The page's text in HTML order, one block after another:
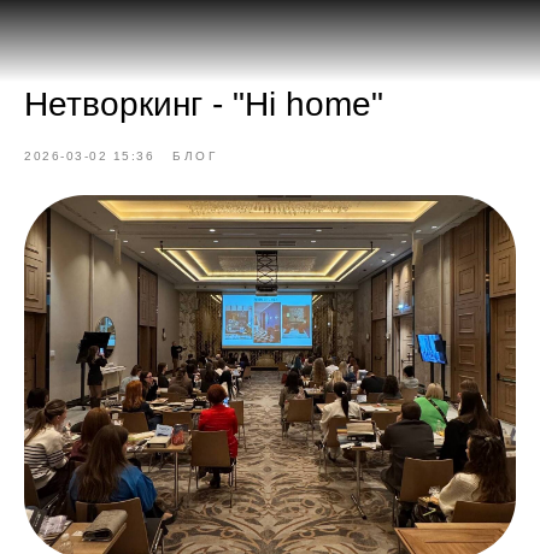
Нетворкинг - "Hi home"
2026-03-02 15:36 БЛОГ